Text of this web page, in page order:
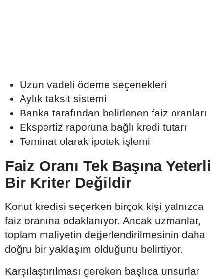
Uzun vadeli ödeme seçenekleri
Aylık taksit sistemi
Banka tarafından belirlenen faiz oranları
Ekspertiz raporuna bağlı kredi tutarı
Teminat olarak ipotek işlemi
Faiz Oranı Tek Başına Yeterli
Bir Kriter Değildir
Konut kredisi seçerken birçok kişi yalnızca
faiz oranına odaklanıyor. Ancak uzmanlar,
toplam maliyetin değerlendirilmesinin daha
doğru bir yaklaşım olduğunu belirtiyor.
Karşılaştırılması gereken başlıca unsurlar